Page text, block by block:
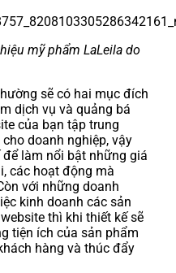
mỹ phẩm LaLeila do
sẽ có hai mục đích
dịch vụ và quảng bá
của bạn tập trung
doanh nghiệp, vậy
làm nổi bật những giá
các hoạt động mà
với những doanh
kinh doanh các sản
thì khi thiết kế sẽ
tiện ích của sản phẩm
hàng và thúc đẩy